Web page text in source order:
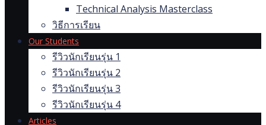
Technical Analysis Masterclass
วิธีการเรียน
Our Students
รีวิวนักเรียนรุ่น 1
รีวิวนักเรียนรุ่น 2
รีวิวนักเรียนรุ่น 3
รีวิวนักเรียนรุ่น 4
Articles